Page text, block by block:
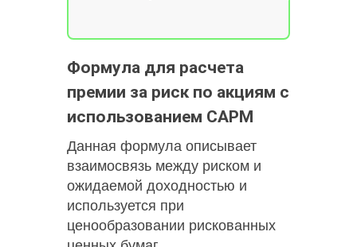
Формула для расчета
премии за риск по акциям с
использованием CAPM
Данная формула описывает
взаимосвязь между риском и
ожидаемой доходностью и
используется при
ценообразовании рискованных